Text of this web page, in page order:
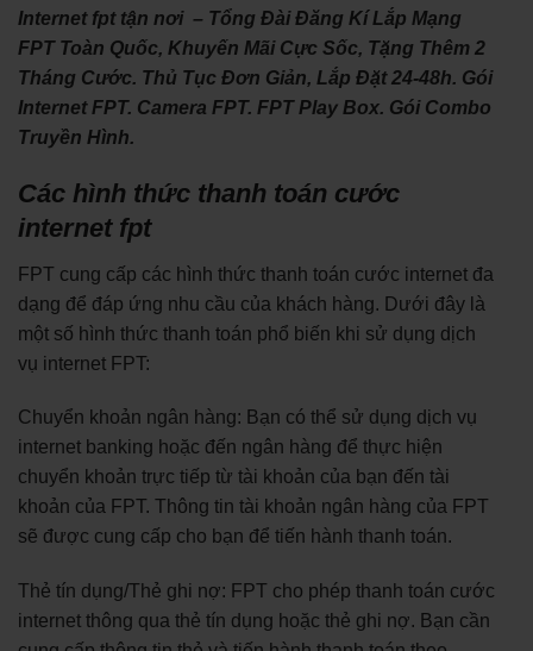
Internet fpt tận nơi – Tổng Đài Đăng Kí Lắp Mạng
FPT Toàn Quốc, Khuyến Mãi Cực Sốc, Tặng Thêm 2
Tháng Cước. Thủ Tục Đơn Giản, Lắp Đặt 24-48h. Gói
Internet FPT. Camera FPT. FPT Play Box. Gói Combo
Truyền Hình.
Các hình thức thanh toán cước
internet fpt
FPT cung cấp các hình thức thanh toán cước internet đa
dạng để đáp ứng nhu cầu của khách hàng. Dưới đây là
một số hình thức thanh toán phổ biến khi sử dụng dịch
vụ internet FPT:
Chuyển khoản ngân hàng: Bạn có thể sử dụng dịch vụ
internet banking hoặc đến ngân hàng để thực hiện
chuyển khoản trực tiếp từ tài khoản của bạn đến tài
khoản của FPT. Thông tin tài khoản ngân hàng của FPT
sẽ được cung cấp cho bạn để tiến hành thanh toán.
Thẻ tín dụng/Thẻ ghi nợ: FPT cho phép thanh toán cước
internet thông qua thẻ tín dụng hoặc thẻ ghi nợ. Bạn cần